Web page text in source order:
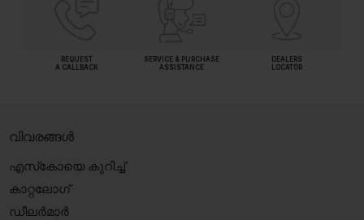
REQUEST
A CALLBACK
SERVICE & PURCHASE
ASSISTANCE
DEALERS
LOCATOR
വിവരങ്ങൾ
എസ്‍കോയെ കുറിച്ച്
കാറ്റലോഗ്
ഡീലർമാർ